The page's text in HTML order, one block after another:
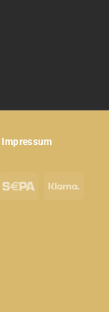
Impressum
Sepa